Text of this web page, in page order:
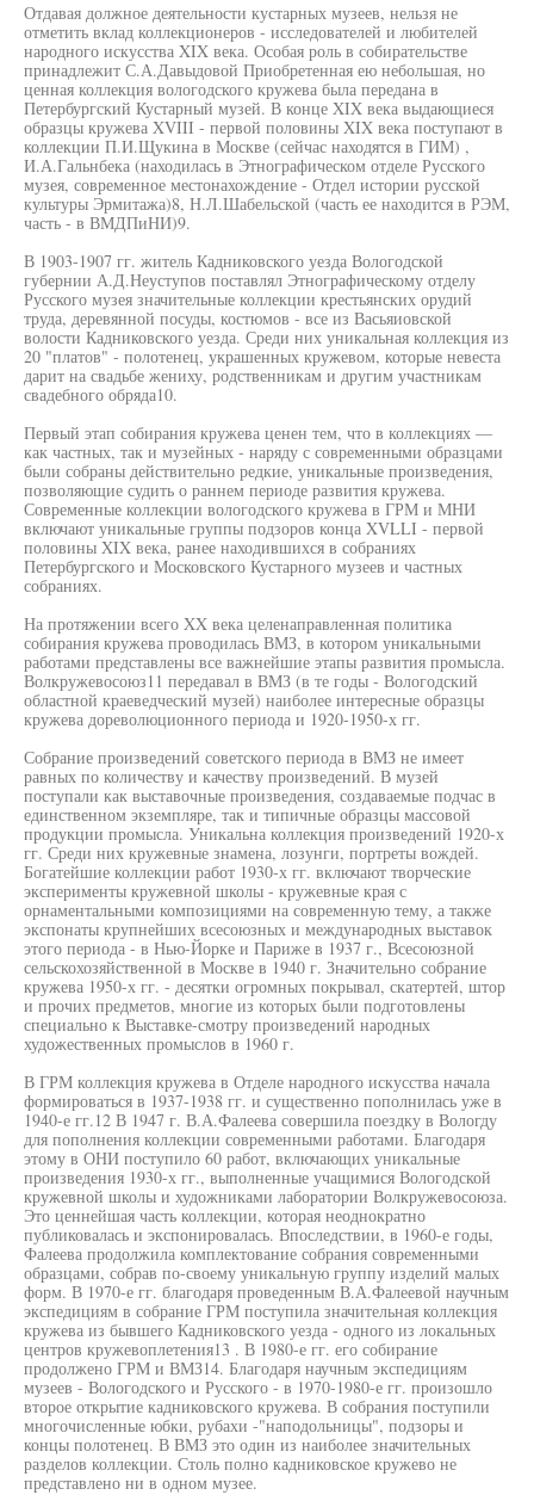
Отдавая должное деятельности кустарных музеев, нельзя не
отметить вклад коллекционеров - исследователей и любителей
народного искусства XIX века. Особая роль в собирательстве
принадлежит С.А.Давыдовой Приобретенная ею небольшая, но
ценная коллекция вологодского кружева была передана в
Петербургский Кустарный музей. В конце XIX века выдающиеся
образцы кружева XVIII - первой половины XIX века поступают в
коллекции П.И.Щукина в Москве (сейчас находятся в ГИМ) ,
И.А.Гальнбека (находилась в Этнографическом отделе Русского
музея, современное местонахождение - Отдел истории русской
культуры Эрмитажа)8, Н.Л.Шабельской (часть ее находится в РЭМ,
часть - в ВМДПиНИ)9.
В 1903-1907 гг. житель Кадниковского уезда Вологодской
губернии А.Д.Неуступов поставлял Этнографическому отделу
Русского музея значительные коллекции крестьянских орудий
труда, деревянной посуды, костюмов - все из Васьяиовской
волости Кадниковского уезда. Среди них уникальная коллекция из
20 "платов" - полотенец, украшенных кружевом, которые невеста
дарит на свадьбе жениху, родственникам и другим участникам
свадебного обряда10.
Первый этап собирания кружева ценен тем, что в коллекциях —
как частных, так и музейных - наряду с современными образцами
были собраны действительно редкие, уникальные произведения,
позволяющие судить о раннем периоде развития кружева.
Современные коллекции вологодского кружева в ГРМ и МНИ
включают уникальные группы подзоров конца XVLLI - первой
половины XIX века, ранее находившихся в собраниях
Петербургского и Московского Кустарного музеев и частных
собраниях.
На протяжении всего XX века целенаправленная политика
собирания кружева проводилась ВМЗ, в котором уникальными
работами представлены все важнейшие этапы развития промысла.
Волкружевосоюз11 передавал в ВМЗ (в те годы - Вологодский
областной краеведческий музей) наиболее интересные образцы
кружева дореволюционного периода и 1920-1950-х гг.
Собрание произведений советского периода в ВМЗ не имеет
равных по количеству и качеству произведений. В музей
поступали как выставочные произведения, создаваемые подчас в
единственном экземпляре, так и типичные образцы массовой
продукции промысла. Уникальна коллекция произведений 1920-х
гг. Среди них кружевные знамена, лозунги, портреты вождей.
Богатейшие коллекции работ 1930-х гг. включают творческие
эксперименты кружевной школы - кружевные края с
орнаментальными композициями на современную тему, а также
экспонаты крупнейших всесоюзных и международных выставок
этого периода - в Нью-Йорке и Париже в 1937 г., Всесоюзной
сельскохозяйственной в Москве в 1940 г. Значительно собрание
кружева 1950-х гг. - десятки огромных покрывал, скатертей, штор
и прочих предметов, многие из которых были подготовлены
специально к Выставке-смотру произведений народных
художественных промыслов в 1960 г.
В ГРМ коллекция кружева в Отделе народного искусства начала
формироваться в 1937-1938 гг. и существенно пополнилась уже в
1940-е гг.12 В 1947 г. В.А.Фалеева совершила поездку в Вологду
для пополнения коллекции современными работами. Благодаря
этому в ОНИ поступило 60 работ, включающих уникальные
произведения 1930-х гг., выполненные учащимися Вологодской
кружевной школы и художниками лаборатории Волкружевосоюза.
Это ценнейшая часть коллекции, которая неоднократно
публиковалась и экспонировалась. Впоследствии, в 1960-е годы,
Фалеева продолжила комплектование собрания современными
образцами, собрав по-своему уникальную группу изделий малых
форм. В 1970-е гг. благодаря проведенным В.А.Фалеевой научным
экспедициям в собрание ГРМ поступила значительная коллекция
кружева из бывшего Кадниковского уезда - одного из локальных
центров кружевоплетения13 . В 1980-е гг. его собирание
продолжено ГРМ и ВМЗ14. Благодаря научным экспедициям
музеев - Вологодского и Русского - в 1970-1980-е гг. произошло
второе открытие кадниковского кружева. В собрания поступили
многочисленные юбки, рубахи -"наподольницы", подзоры и
концы полотенец. В ВМЗ это один из наиболее значительных
разделов коллекции. Столь полно кадниковское кружево не
представлено ни в одном музее.